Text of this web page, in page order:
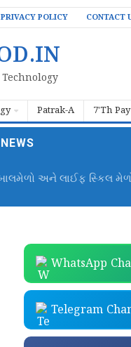
PRIVACY POLICY CONTACT
Patrak-A 7'Th Pay
આયોજન ફાઈલ | Bal Mela
WhatsApp
Telegram